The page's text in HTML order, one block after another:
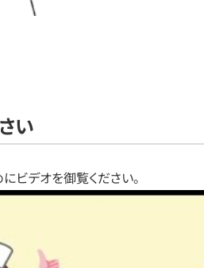
い
ビデオを御覧ください。